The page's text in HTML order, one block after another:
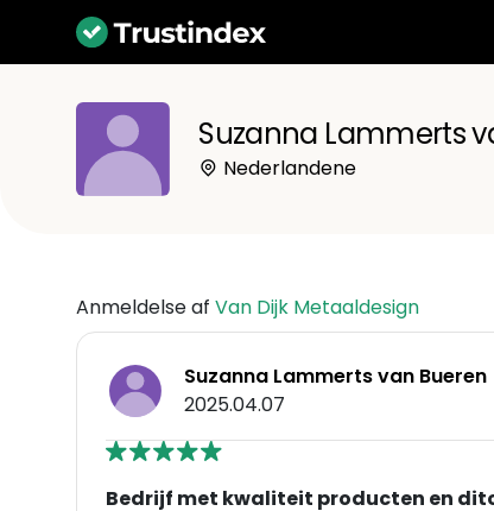
Suzanna Lammerts
Nederlandene
Anmeldelse af Van Dijk Metaaldesign
Suzanna Lammerts van Bueren
2025.04.07
Bedrijf met kwaliteit producten en